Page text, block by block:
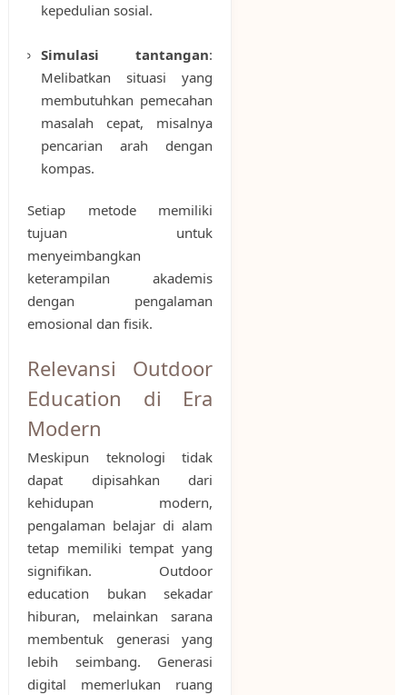
kepedulian sosial.
Simulasi tantangan:
Melibatkan situasi yang
membutuhkan pemecahan
masalah cepat, misalnya
pencarian arah dengan
kompas.
Setiap metode memiliki
tujuan untuk
menyeimbangkan
keterampilan akademis
dengan pengalaman
emosional dan fisik.
Relevansi Outdoor
Education di Era
Modern
Meskipun teknologi tidak
dapat dipisahkan dari
kehidupan modern,
pengalaman belajar di alam
tetap memiliki tempat yang
signifikan. Outdoor
education bukan sekadar
hiburan, melainkan sarana
membentuk generasi yang
lebih seimbang. Generasi
digital memerlukan ruang